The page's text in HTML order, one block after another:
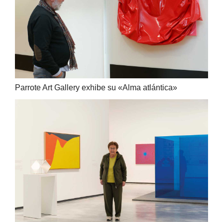
Parrote Art Gallery exhibe su «Alma atlántica»